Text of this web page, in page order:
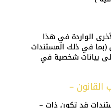
(بما في ذلك المستندات
بيانات شخصية في
– إذا كنا نعتقد أن هذه المستندات قد تكون ذات